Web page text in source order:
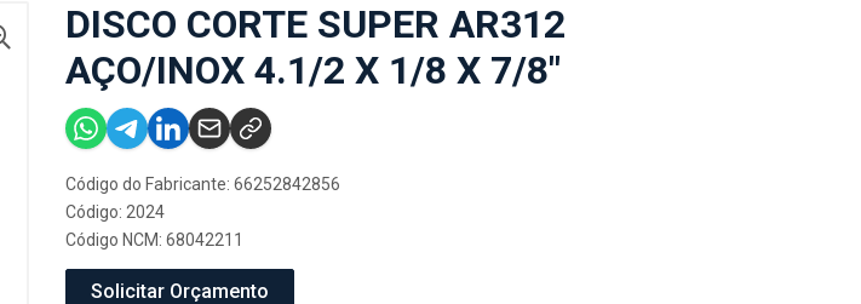
DISCO CORTE SUPER AR312
AÇO/INOX 4.1/2 X 1/8 X 7/8"
Código do Fabricante: 66252842856
Código: 2024
Código NCM: 68042211
Solicitar Orçamento